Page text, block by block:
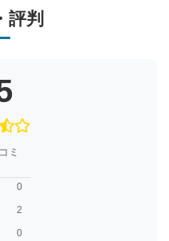
評判
ミ
0
2
0